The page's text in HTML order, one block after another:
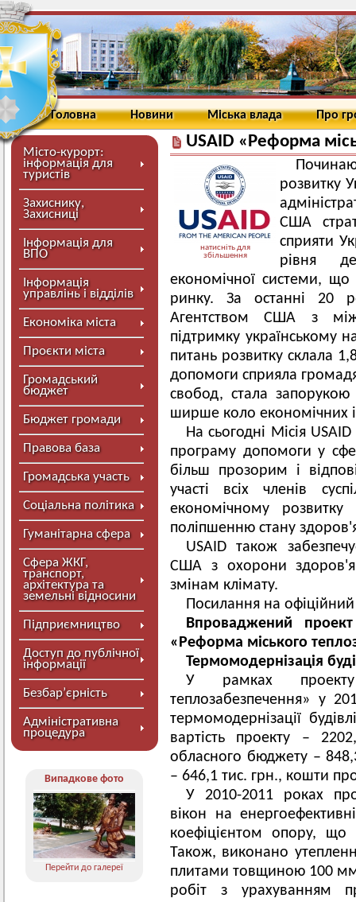
Головна Новини Міська влада Про
Місто-курорт:
інформація для
туристів
Захиснику,
Захисниці
Інформація для
ВПО
Інформація
управлінь і відділів
Економіка міста
Проєкти міста
Громадський
бюджет
Бюджет громади
Правова база
Громадська участь
Соціальна політика
Гуманітарна сфера
Сфера ЖКГ,
транспорт,
архітектура та
земельні відносини
Підприємництво
Доступ до публічної
інформації
Безбар’єрність
Адміністративна
процедура
Випадкове фото
Перейти до галереї
USAID «Реформа
натисніть для
збільшення
розвитку
США
сприяти
рівня
економічної системи, що
ринку. За останні 20
Агентством США з
підтримку українському
питань розвитку склала
допомоги сприяла
свобод, стала запорукою
ширше коло економічних
На сьогодні Місія
програму допомоги у
більш прозорим і
участі всіх членів
економічному
поліпшенню стану
USAID також
США з охорони здоров'я
змінам клімату.
Посилання на
Впроваджений
«Реформа міського
Термомодернізація
У рамках
теплозабезпечення» у
термомодернізації
вартість проекту –
обласного бюджету –
– 646,1 тис. грн., кошти
У 2010-2011 роках
вікон на
коефіцієнтом опору, що
Також, виконано
плитами товщиною 100 мм
робіт з урахуванням